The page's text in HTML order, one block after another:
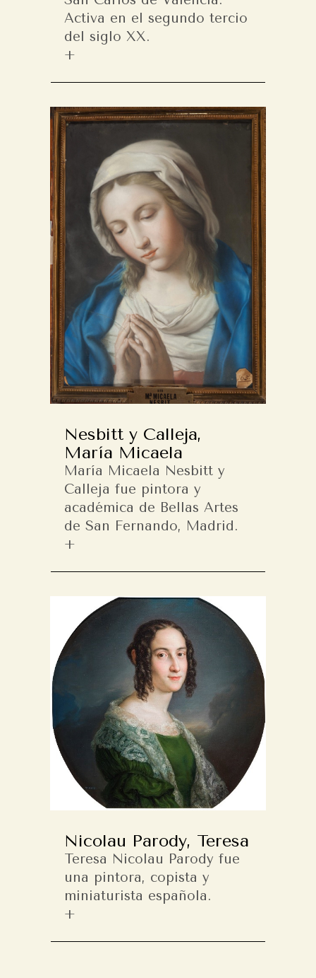
Activa en el segundo tercio
del siglo XX.
Nesbitt y Calleja,
María Micaela
María Micaela Nesbitt y
Calleja fue pintora y
académica de Bellas Artes
de San Fernando, Madrid.
Nicolau Parody, Teresa
Teresa Nicolau Parody fue
una pintora, copista y
miniaturista española.